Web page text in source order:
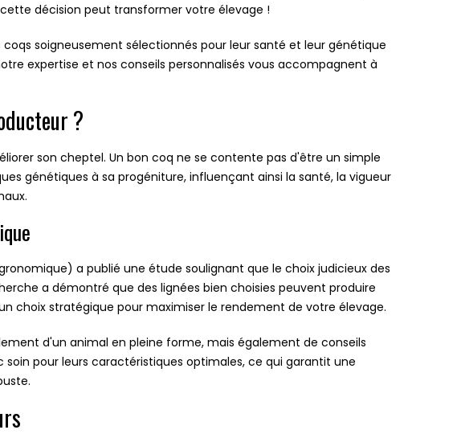
décision peut transformer votre élevage !
soigneusement sélectionnés pour leur santé et leur génétique
expertise et nos conseils personnalisés vous accompagnent à
?
son cheptel. Un bon coq ne se contente pas d'être un simple
génétiques à sa progéniture, influençant ainsi la santé, la vigueur
a publié une étude soulignant que le choix judicieux des
a démontré que des lignées bien choisies peuvent produire
choix stratégique pour maximiser le rendement de votre élevage.
d'un animal en pleine forme, mais également de conseils
pour leurs caractéristiques optimales, ce qui garantit une